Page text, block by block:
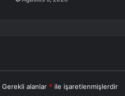
Gerekli alanlar * ile işaretlenmişlerdir